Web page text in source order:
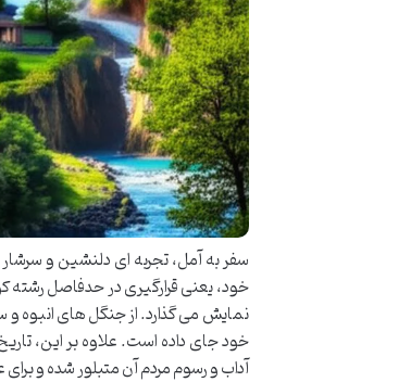
سفر به آمل، تجربه ای دلنشین و
خود، یعنی قرارگیری در حدفاصل رشته
نمایش می گذارد. از جنگل های انبوه
خود جای داده است. علاوه بر این،
آداب و رسوم مردم آن متبلور شده و